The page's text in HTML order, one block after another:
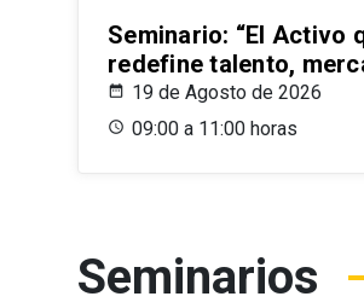
Seminario: “El Activo
redefine talento,
19 de Agosto de 2026
09:00 a 11:00 horas
Seminarios